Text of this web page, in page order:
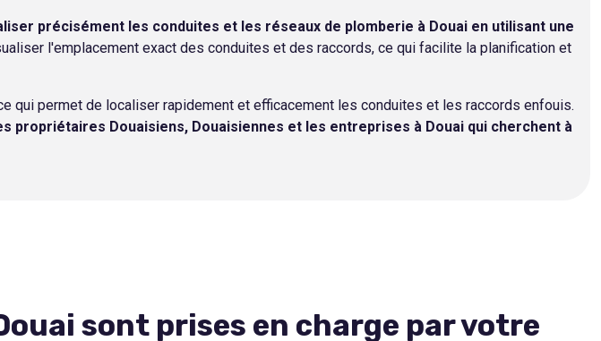
précisément les conduites et les réseaux de plomberie à Douai en utilisant une
l'emplacement exact des conduites et des raccords, ce qui facilite la planification et
qui permet de localiser rapidement et efficacement les conduites et les raccords enfouis.
propriétaires Douaisiens, Douaisiennes et les entreprises à Douai qui cherchent à
sont prises en charge par votre